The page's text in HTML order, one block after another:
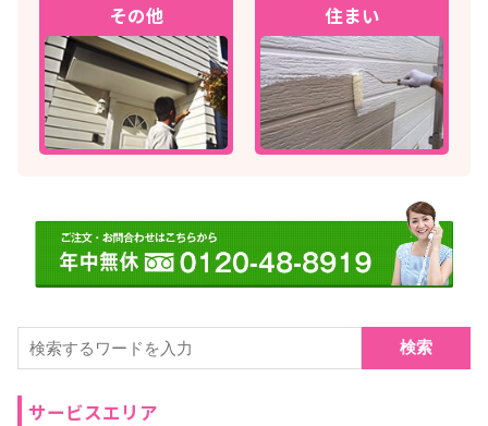
その他 住まい
検索
サービスエリア